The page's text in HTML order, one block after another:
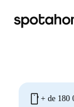
mobile + de 180